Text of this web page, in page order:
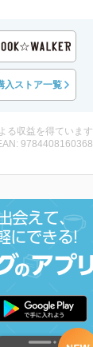
入ストア一覧
る収益を得ています
9784408160368